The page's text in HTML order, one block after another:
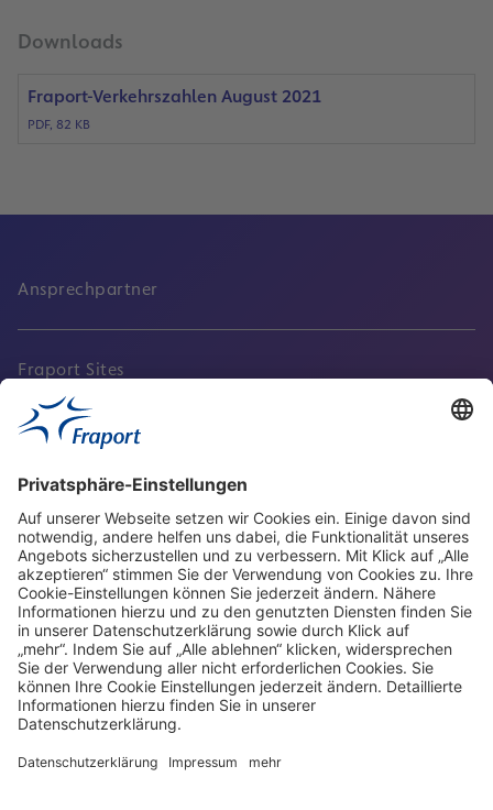
Downloads
Fraport-Verkehrszahlen August 2021
PDF, 82 KB
Ansprechpartner
Fraport Sites
Aktuell
Service
Frankfurt Airport
properties.socialType
properties.socialType
properties.socialType
properties.socialType
Frankfurt CargoHub
properties.socialType